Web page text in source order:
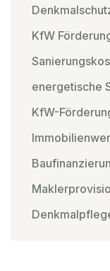
KfW
energetische
KfW-